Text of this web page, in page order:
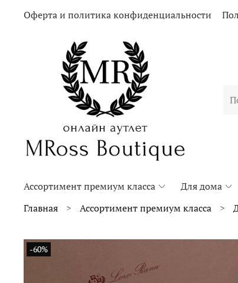
Оферта и политика конфиденциальности
Ассортимент премиум класса Для дома
Главная
Ассортимент премиум класса
-60%